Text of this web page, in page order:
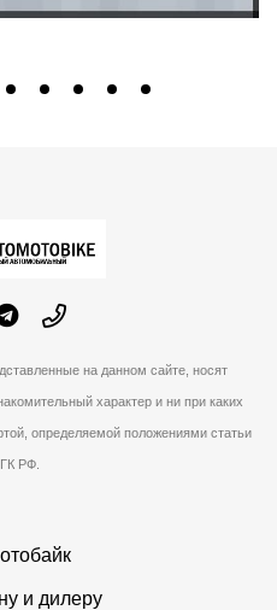
на данном сайте, носят
характер и ни при каких
определяемой положениями статьи
РФ.
и дилеру